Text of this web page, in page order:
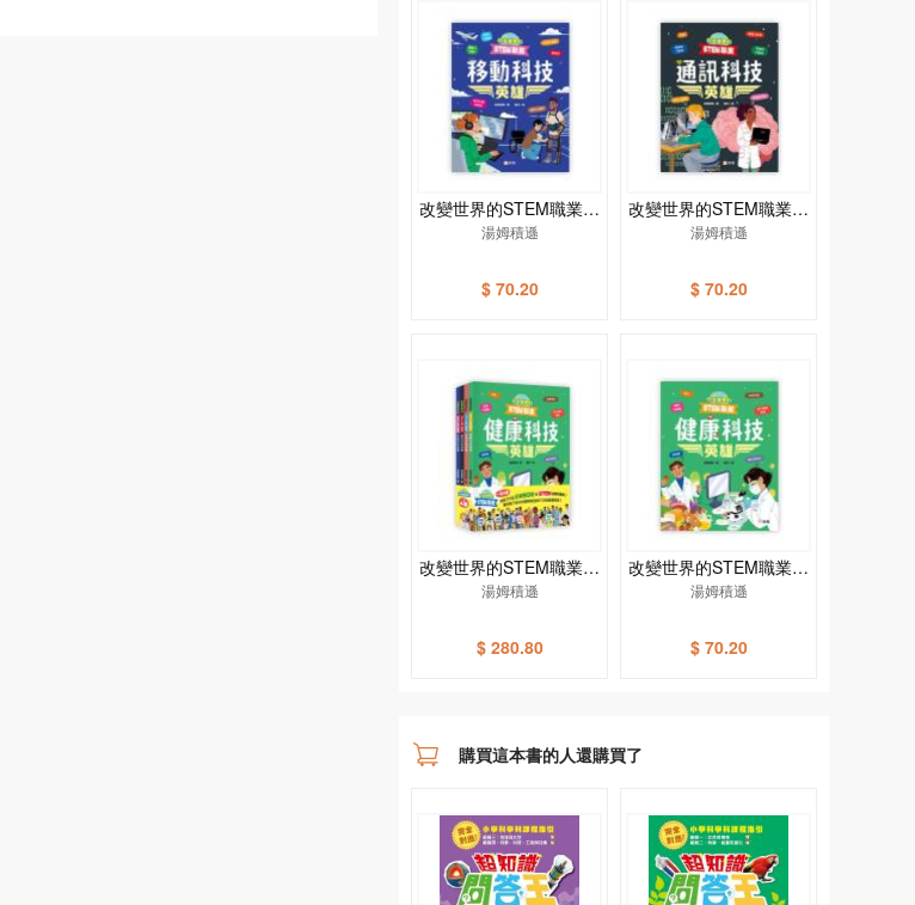
改變世界的STEM職業：
移動科技英雄
湯姆積遜
$ 70.20
改變世界的STEM職業：
通訊科技英雄
湯姆積遜
$ 70.20
改變世界的STEM職業套
裝（一套4冊）
湯姆積遜
$ 280.80
改變世界的STEM職業：
健康科技英雄
湯姆積遜
$ 70.20
購買這本書的人還購買了